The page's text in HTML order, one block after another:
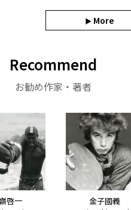
More
Recommend
お勧め作家・著者
啓一
金子國義